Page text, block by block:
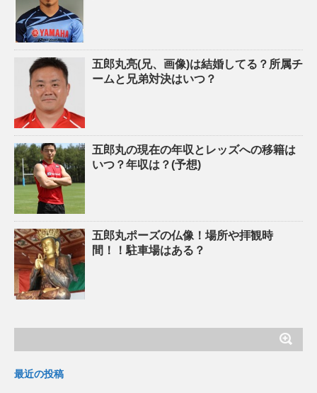
五郎丸亮(兄、画像)は結婚してる？所属チ
ームと兄弟対決はいつ？
五郎丸の現在の年収とレッズへの移籍は
いつ？年収は？(予想)
五郎丸ポーズの仏像！場所や拝観時
間！！駐車場はある？
最近の投稿